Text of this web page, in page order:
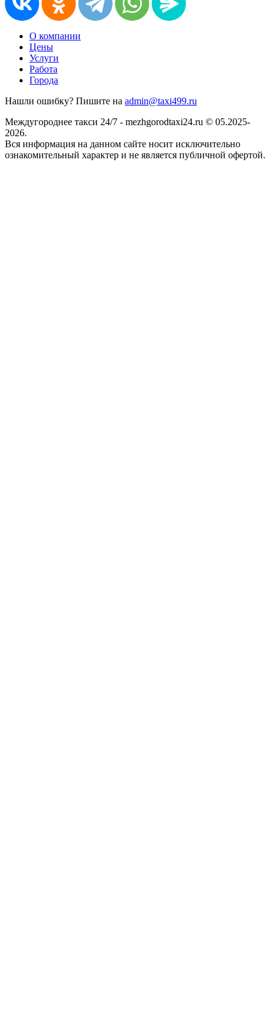
О компании
Цены
Услуги
Работа
Города
Нашли ошибку? Пишите на admin@taxi499.ru
Междугороднее такси 24/7 - mezhgorodtaxi24.ru © 05.2025-
2026.
Вся информация на данном сайте носит исключительно
ознакомительный характер и не является публичной офертой.